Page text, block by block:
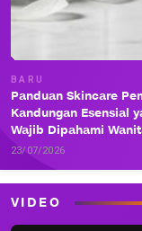
BARU
Panduan Skincare
Kandungan Esensial
Wajib Dipahami
23/07/2026
VIDEO